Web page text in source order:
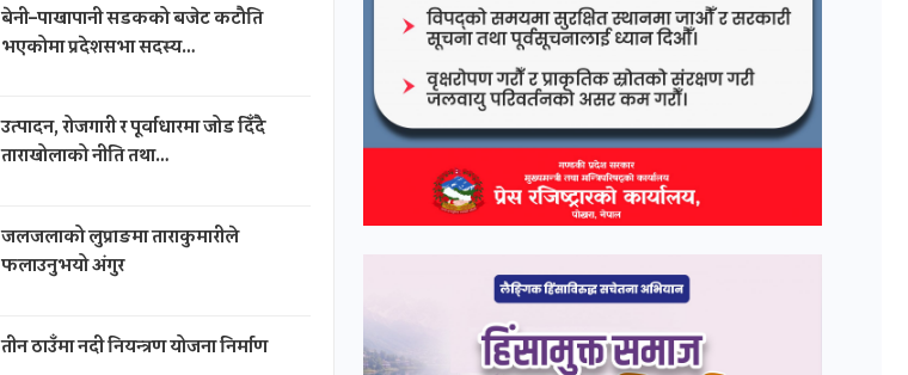
बेनी–पाखापानी सडकको बजेट कटौति
भएकोमा प्रदेशसभा सदस्य…
उत्पादन, रोजगारी र पूर्वाधारमा जोड दिँदै
ताराखोलाको नीति तथा…
जलजलाको लुप्राङमा ताराकुमारीले
फलाउनुभयो अंगुर
तीन ठाउँमा नदी नियन्त्रण योजना निर्माण